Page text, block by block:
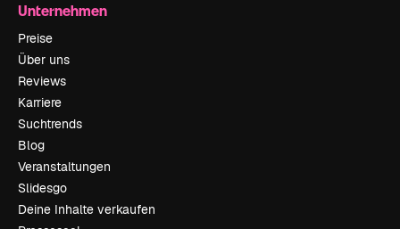
Unternehmen
Preise
Über uns
Reviews
Karriere
Suchtrends
Blog
Veranstaltungen
Slidesgo
Deine Inhalte verkaufen